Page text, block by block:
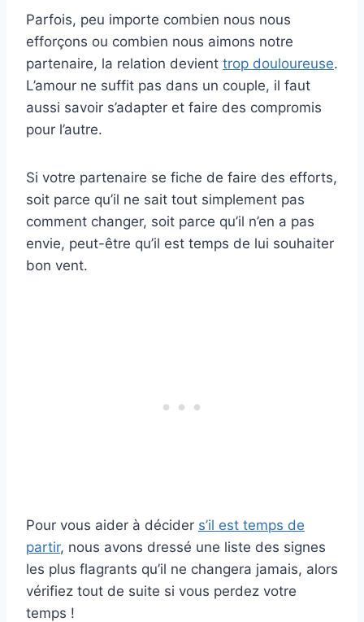
Parfois, peu importe combien nous nous
efforçons ou combien nous aimons notre
partenaire, la relation devient trop douloureuse.
L’amour ne suffit pas dans un couple, il faut
aussi savoir s’adapter et faire des compromis
pour l’autre.
Si votre partenaire se fiche de faire des efforts,
soit parce qu’il ne sait tout simplement pas
comment changer, soit parce qu’il n’en a pas
envie, peut-être qu’il est temps de lui souhaiter
bon vent.
Pour vous aider à décider s’il est temps de
partir, nous avons dressé une liste des signes
les plus flagrants qu’il ne changera jamais, alors
vérifiez tout de suite si vous perdez votre
temps !